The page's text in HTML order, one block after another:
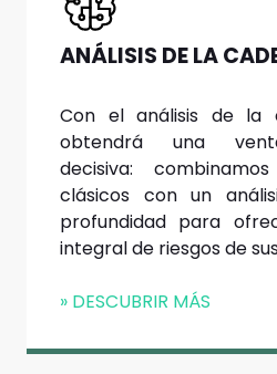
ANÁLISIS DE LA
Con el análisis de la
obtendrá una
decisiva:
clásicos con un
profundidad para
integral de riesgos de
» DESCUBRIR MÁS